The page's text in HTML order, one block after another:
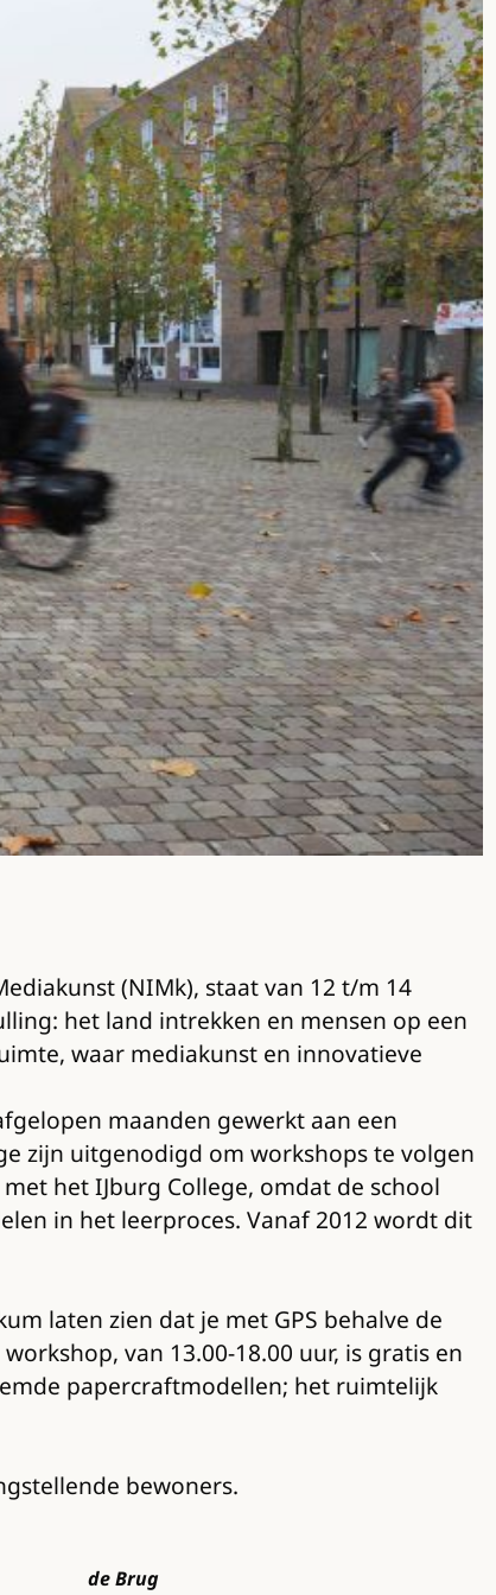
(NIMk), staat van 12 t/m 14
het land intrekken en mensen op een
waar mediakunst en innovatieve
maanden gewerkt aan een
zijn uitgenodigd om workshops te volgen
het IJburg College, omdat de school
in het leerproces. Vanaf 2012 wordt dit
laten zien dat je met GPS behalve de
van 13.00-18.00 uur, is gratis en
papercraftmodellen; het ruimtelijk
bewoners.
de Brug